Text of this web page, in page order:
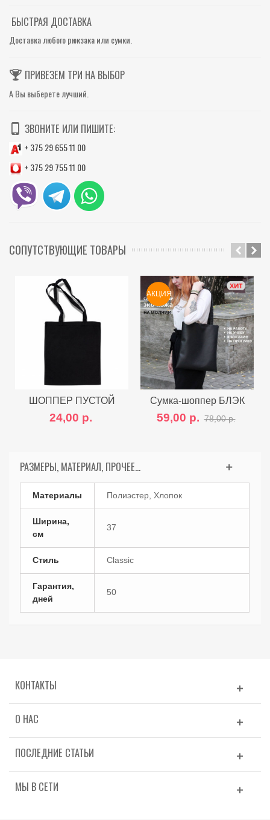
БЫСТРАЯ ДОСТАВКА
Доставка любого рюкзака или сумки.
ПРИВЕЗЕМ ТРИ НА ВЫБОР
А Вы выберете лучший.
ЗВОНИТЕ ИЛИ ПИШИТЕ:
+ 375 29 655 11 00
+ 375 29 755 11 00
СОПУТСТВУЮЩИЕ ТОВАРЫ
ШОППЕР ПУСТОЙ
24,00 р.
АКЦИЯ
Сумка-шоппер БЛЭК
КЛАССИК
59,00 р. 78,00 р.
РАЗМЕРЫ, МАТЕРИАЛ, ПРОЧЕЕ...
Материалы Полиэстер, Хлопок
Ширина,
см
37
Стиль Classic
Гарантия,
дней
50
КОНТАКТЫ
О НАС
ПОСЛЕДНИЕ СТАТЬИ
МЫ В СЕТИ